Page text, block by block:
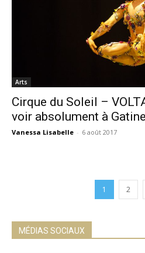
Arts
Cirque du Soleil –
voir absolument à
Vanessa Lisabelle - 6 août 2017
1 2
MÉDIAS SOCIAUX